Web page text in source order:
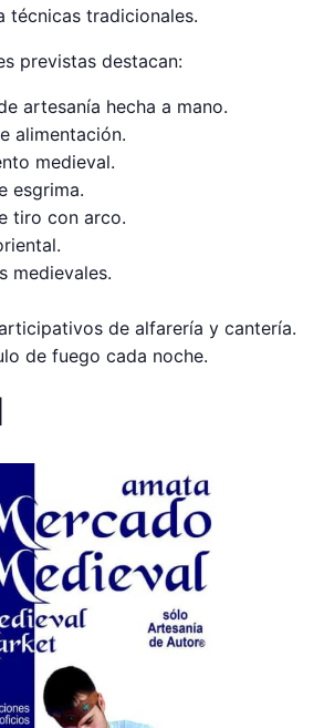
técnicas tradicionales.
previstas destacan:
artesanía hecha a mano.
alimentación.
medieval.
esgrima.
tiro con arco.
medievales.
de alfarería y cantería.
de fuego cada noche.